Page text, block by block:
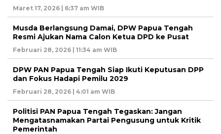
Maret 17, 2026 | 6:37 am WIB
Musda Berlangsung Damai, DPW Papua Tengah
Resmi Ajukan Nama Calon Ketua DPD ke Pusat
Februari 28, 2026 | 11:34 am WIB
DPW PAN Papua Tengah Siap Ikuti Keputusan DPP
dan Fokus Hadapi Pemilu 2029
Februari 28, 2026 | 4:01 am WIB
Politisi PAN Papua Tengah Tegaskan: Jangan
Mengatasnamakan Partai Pengusung untuk Kritik
Pemerintah